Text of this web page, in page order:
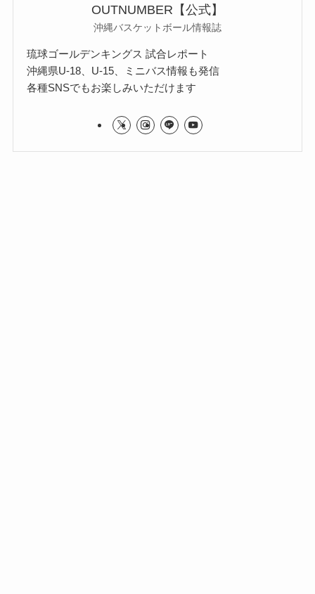
OUTNUMBER【公式】
沖縄バスケットボール情報誌
琉球ゴールデンキングス 試合レポート
沖縄県U-18、U-15、ミニバス情報も発信
各種SNSでもお楽しみいただけます